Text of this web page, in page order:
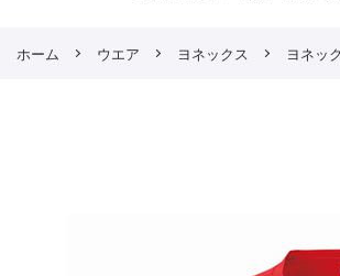
ホーム ウエア ヨネックス ヨネッ